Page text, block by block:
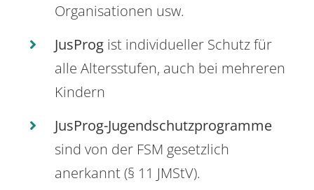
Organisationen usw.
JusProg ist individueller Schutz für
alle Altersstufen, auch bei mehreren
Kindern
JusProg-Jugendschutzprogramme
sind von der FSM gesetzlich
anerkannt (§ 11 JMStV).